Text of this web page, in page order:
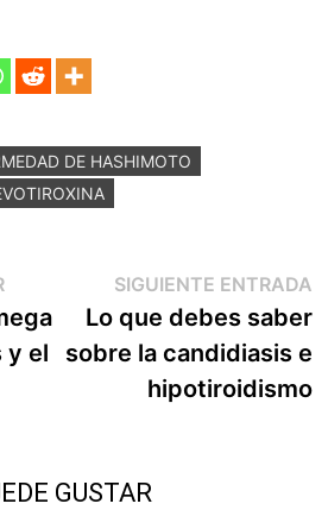
DE HASHIMOTO
Entrada
anterior:
y el
SIGUIENTE ENTRADA
Lo que debes saber
sobre la candidiasis e
hipotiroidismo
GUSTAR